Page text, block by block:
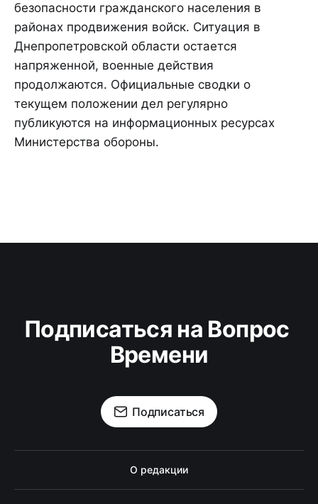
безопасности гражданского населения в
районах продвижения войск. Ситуация в
Днепропетровской области остается
напряженной, военные действия
продолжаются. Официальные сводки о
текущем положении дел регулярно
публикуются на информационных ресурсах
Министерства обороны.
Подписаться на Вопрос
Времени
Подписаться
О редакции